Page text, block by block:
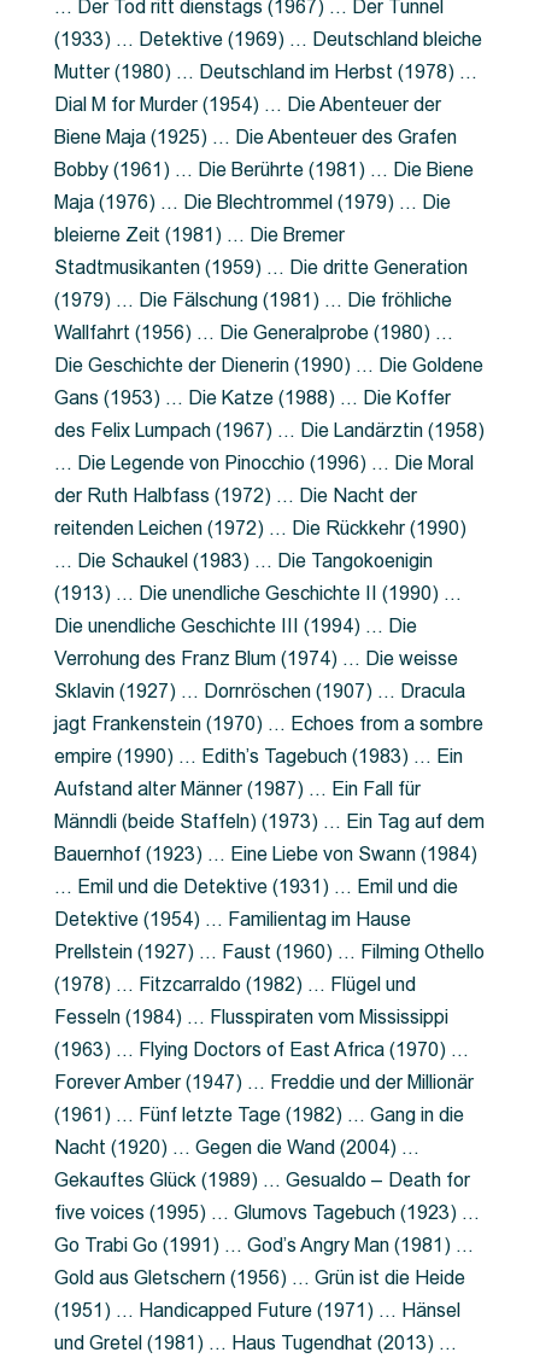
… Der Tod ritt dienstags (1967) … Der Tunnel
(1933) … Detektive (1969) … Deutschland bleiche
Mutter (1980) … Deutschland im Herbst (1978) …
Dial M for Murder (1954) … Die Abenteuer der
Biene Maja (1925) … Die Abenteuer des Grafen
Bobby (1961) … Die Berührte (1981) … Die Biene
Maja (1976) … Die Blechtrommel (1979) … Die
bleierne Zeit (1981) … Die Bremer
Stadtmusikanten (1959) … Die dritte Generation
(1979) … Die Fälschung (1981) … Die fröhliche
Wallfahrt (1956) … Die Generalprobe (1980) …
Die Geschichte der Dienerin (1990) … Die Goldene
Gans (1953) … Die Katze (1988) … Die Koffer
des Felix Lumpach (1967) … Die Landärztin (1958)
… Die Legende von Pinocchio (1996) … Die Moral
der Ruth Halbfass (1972) … Die Nacht der
reitenden Leichen (1972) … Die Rückkehr (1990)
… Die Schaukel (1983) … Die Tangokoenigin
(1913) … Die unendliche Geschichte II (1990) …
Die unendliche Geschichte III (1994) … Die
Verrohung des Franz Blum (1974) … Die weisse
Sklavin (1927) … Dornröschen (1907) … Dracula
jagt Frankenstein (1970) … Echoes from a sombre
empire (1990) … Edith’s Tagebuch (1983) … Ein
Aufstand alter Männer (1987) … Ein Fall für
Männdli (beide Staffeln) (1973) … Ein Tag auf dem
Bauernhof (1923) … Eine Liebe von Swann (1984)
… Emil und die Detektive (1931) … Emil und die
Detektive (1954) … Familientag im Hause
Prellstein (1927) … Faust (1960) … Filming Othello
(1978) … Fitzcarraldo (1982) … Flügel und
Fesseln (1984) … Flusspiraten vom Mississippi
(1963) … Flying Doctors of East Africa (1970) …
Forever Amber (1947) … Freddie und der Millionär
(1961) … Fünf letzte Tage (1982) … Gang in die
Nacht (1920) … Gegen die Wand (2004) …
Gekauftes Glück (1989) … Gesualdo – Death for
five voices (1995) … Glumovs Tagebuch (1923) …
Go Trabi Go (1991) … God’s Angry Man (1981) …
Gold aus Gletschern (1956) … Grün ist die Heide
(1951) … Handicapped Future (1971) … Hänsel
und Gretel (1981) … Haus Tugendhat (2013) …